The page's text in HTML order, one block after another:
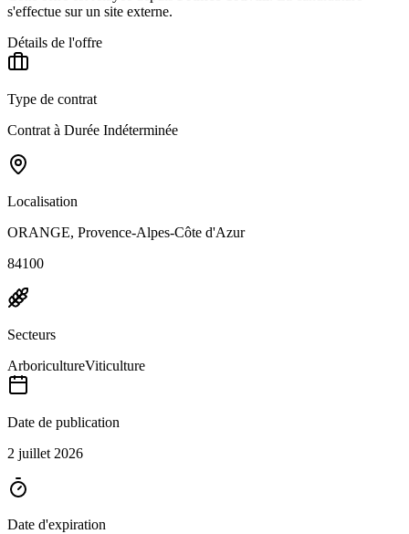
s'effectue sur un site externe.
Détails de l'offre
Type de contrat
Contrat à Durée Indéterminée
Localisation
ORANGE, Provence-Alpes-Côte d'Azur
84100
Secteurs
ArboricultureViticulture
Date de publication
2 juillet 2026
Date d'expiration